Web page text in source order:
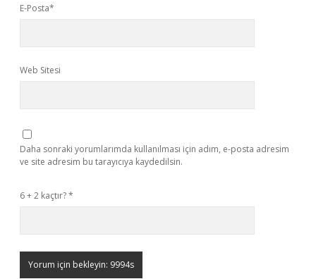
E-Posta*
Web Sitesi
Daha sonraki yorumlarımda kullanılması için adım, e-posta adresim
ve site adresim bu tarayıcıya kaydedilsin.
6 + 2 kaçtır?*